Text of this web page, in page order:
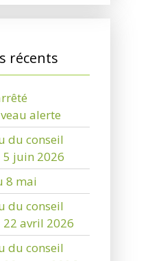
récents
alerte
du conseil
juin 2026
8 mai
du conseil
avril 2026
du conseil